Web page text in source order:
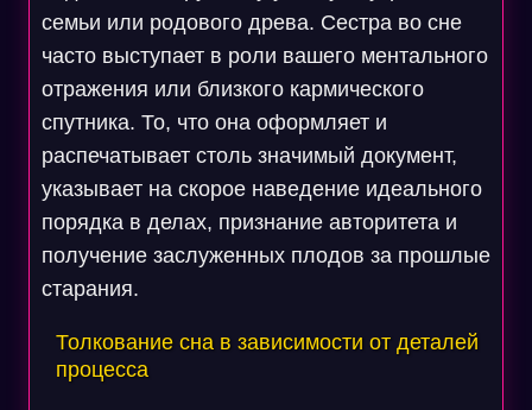
семьи или родового древа. Сестра во сне
часто выступает в роли вашего ментального
отражения или близкого кармического
спутника. То, что она оформляет и
распечатывает столь значимый документ,
указывает на скорое наведение идеального
порядка в делах, признание авторитета и
получение заслуженных плодов за прошлые
старания.
Толкование сна в зависимости от деталей
процесса